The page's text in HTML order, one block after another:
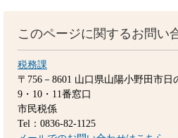
このページに関するお問い
税務課
〒756－8601 山口県山陽小野田市
9・10・11番窓口
市民税係
Tel：0836-82-1125